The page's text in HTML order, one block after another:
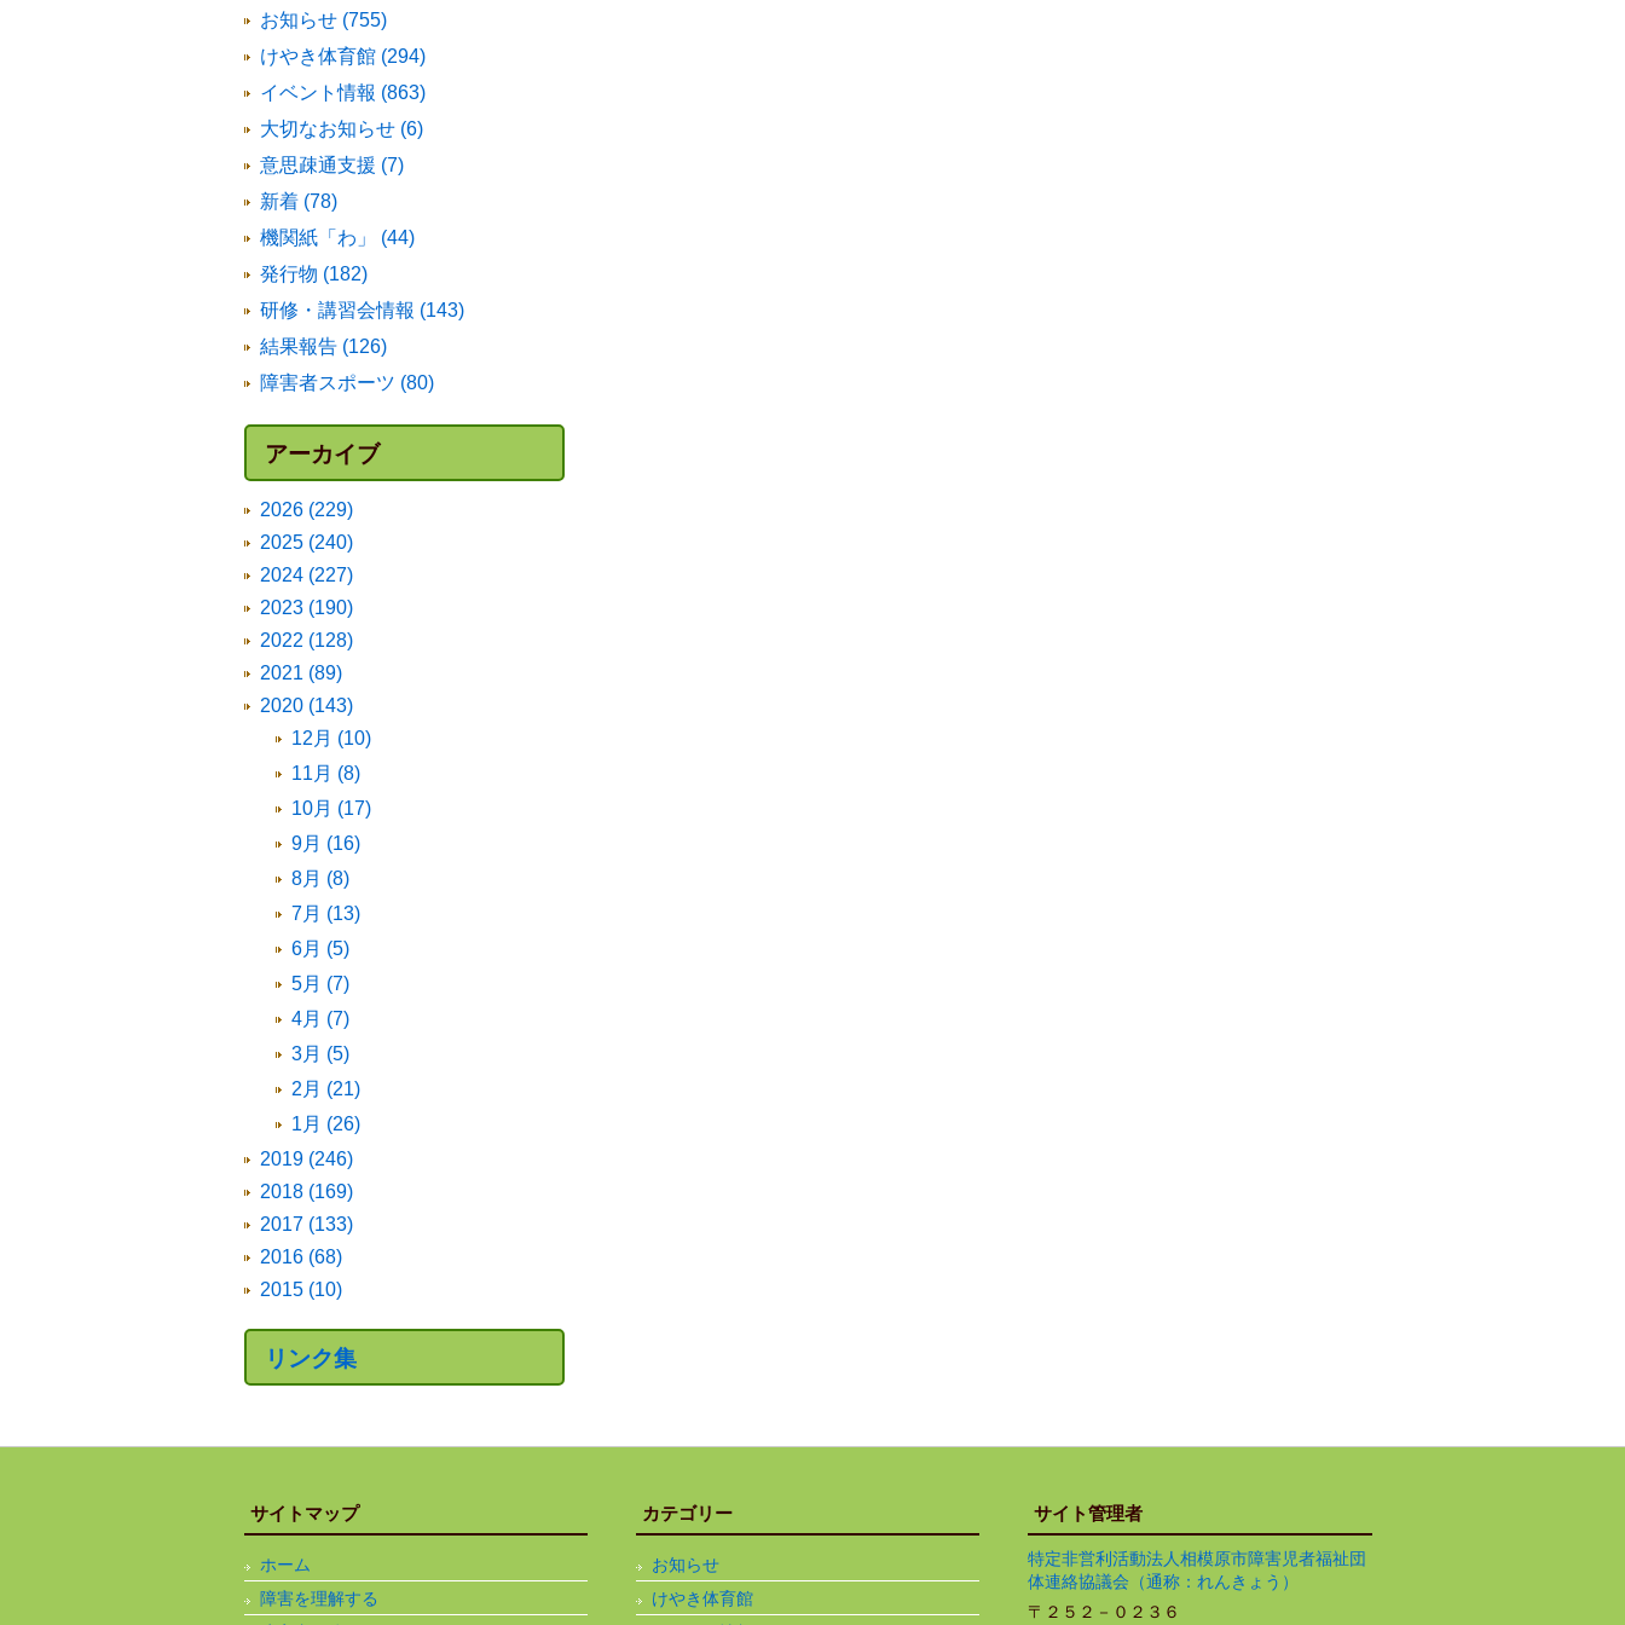
お知らせ (755)
けやき体育館 (294)
イベント情報 (863)
大切なお知らせ (6)
意思疎通支援 (7)
新着 (78)
機関紙「わ」 (44)
発行物 (182)
研修・講習会情報 (143)
結果報告 (126)
障害者スポーツ (80)
アーカイブ
2026 (229)
2025 (240)
2024 (227)
2023 (190)
2022 (128)
2021 (89)
2020 (143)
12月 (10)
11月 (8)
10月 (17)
9月 (16)
8月 (8)
7月 (13)
6月 (5)
5月 (7)
4月 (7)
3月 (5)
2月 (21)
1月 (26)
2019 (246)
2018 (169)
2017 (133)
2016 (68)
2015 (10)
リンク集
サイトマップ
ホーム
障害を理解する
カテゴリー
お知らせ
けやき体育館
サイト管理者
特定非営利活動法人相模原市障害児者福祉団
体連絡協議会（通称：れんきょう）
〒２５２－０２３６